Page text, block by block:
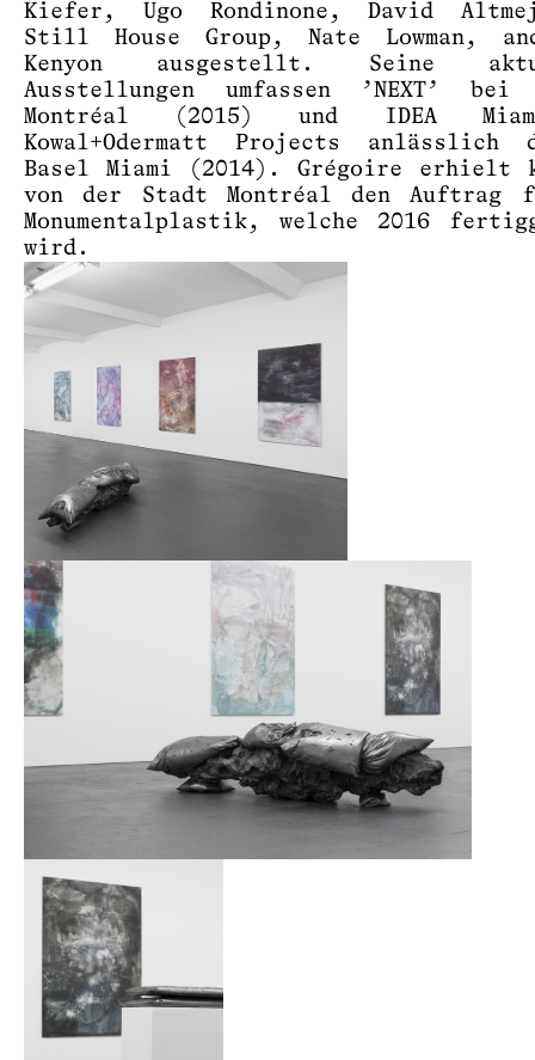
Kiefer, Ugo Rondinone, David
Still House Group, Nate Lowman,
Kenyon ausgestellt. Seine
Ausstellungen umfassen ’NEXT’ bei
Montréal (2015) und IDEA
Kowal+Odermatt Projects
Basel Miami (2014). Grégoire erhielt
von der Stadt Montréal den Auftrag
Monumentalplastik, welche 2016
wird.